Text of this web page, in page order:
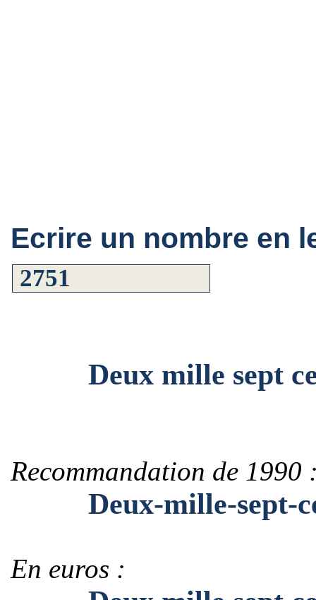
Ecrire un nombre en
Deux mille sept
Recommandation de 1990
Deux-mille-sept-
En euros :